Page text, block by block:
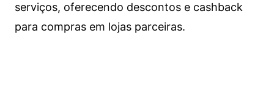
serviços, oferecendo descontos e cashback
para compras em lojas parceiras.